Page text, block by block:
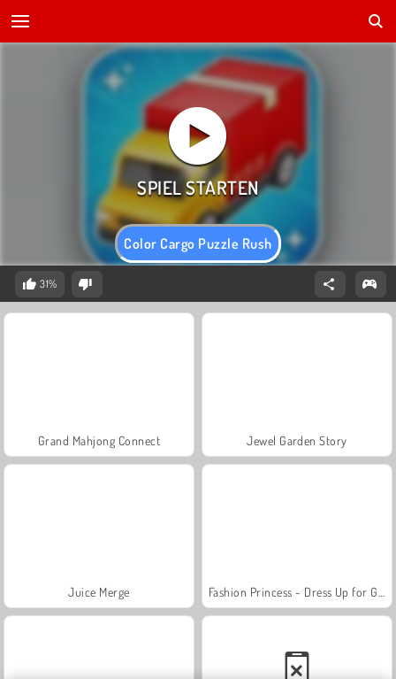
Color Cargo Puzzle Rush
31%
Grand Mahjong Connect Jewel Garden Story
Juice Merge